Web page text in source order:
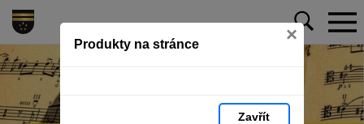
Produkty na stránce ×
Zavřít